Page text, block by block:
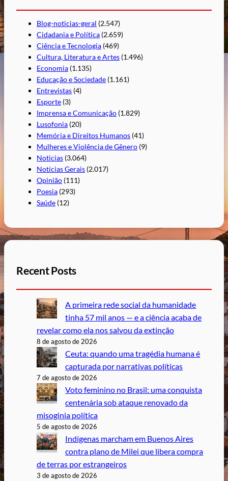
Blog-noticias-geral (2.547)
Cidadania e Política (2.659)
Ciência e Tecnologia (469)
Cultura, Literatura e Artes (1.496)
Economia (1.135)
Educação e Sociedade (1.161)
Entrevistas (4)
Esporte (3)
Imprensa e Comunicação (1.829)
Lusofonia (20)
Memória e Direitos Humanos (41)
Mulheres e Violência de Gênero (9)
Noticias (3.064)
Notícias Gerais (2.017)
Opinião (111)
Poesia (293)
Saúde (12)
Recent Posts
A primeira rede social da humanidade
tinha 57 mil anos — e a ciência acaba de
revelar como ela nos salvou da extinção
8 de agosto de 2026
Ceuta: quando uma tragédia humana é
capturada por narrativas políticas
7 de agosto de 2026
Voto feminino no Brasil: uma conquista
centenária sob ataque renovado da
misoginia política
5 de agosto de 2026
Indígenas marcham em Buenos Aires
contra plano de Milei que libera compra
de terras por estrangeiros
3 de agosto de 2026